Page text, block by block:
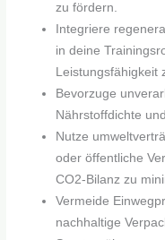
zu fördern.
Integriere
in deine
Leistungsfähigkeit
Bevorzuge
Nährstoffdichte
Nutze
oder öffentliche
CO2-Bilanz zu
Vermeide
nachhaltige